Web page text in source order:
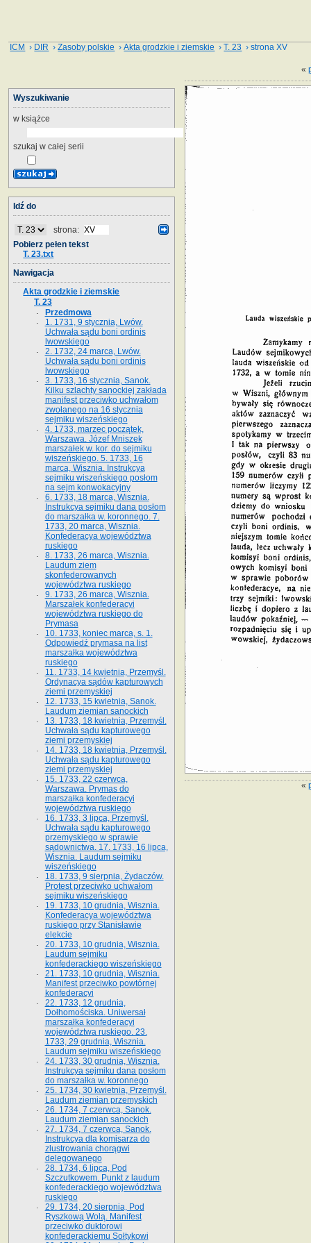
ICM › DIR ›Zasoby polskie ›Akta grodzkie i ziemskie ›T. 23 › strona XV
«
«
Wyszukiwanie
w książce
szukaj w całej serii
Idź do
strona:
Pobierz pełen tekst
T. 23.txt
Nawigacja
Akta grodzkie i ziemskie
T. 23
Przedmowa
1. 1731, 9 stycznia, Lwów.
Uchwała sądu boni ordinis
lwowskiego
2. 1732, 24 marca, Lwów.
Uchwała sądu boni ordinis
lwowskiego
3. 1733, 16 stycznia, Sanok.
Kilku szlachty sanockiej zakłada
manifest przeciwko uchwałom
zwołanego na 16 stycz­nia
sejmiku wiszeńskiego
4. 1733, marzec początek,
Warszawa. Józef Mniszek
marszałek w. kor. do sejmiku
wiszeńskiego. 5. 1733, 16
marca, Wisznia. Instrukcya
sejmiku wiszeńskiego posłom
na sejm konwokacyjny
6. 1733, 18 marca, Wisznia.
Instrukcya sejmiku dana posłom
do marszałka w. koronnego. 7.
1733, 20 marca, Wisznia.
Konfederacya województwa
ruskiego
8. 1733, 26 marca, Wisznia.
Laudum ziem
skonfederowanych
województwa ruskiego
9. 1733, 26 marca, Wisznia.
Marszałek konfederacyi
województwa ruskiego do
Prymasa
10. 1733, koniec marca, s. 1.
Odpowiedź prymasa na list
marszałka województwa
ruskiego
11. 1733, 14 kwietnia, Przemyśl.
Ordynacya sądów kapturowych
ziemi przemyskiej
12. 1733, 15 kwietnia, Sanok.
Laudum ziemian sanockich
13. 1733, 18 kwietnia, Przemyśl.
Uchwała sądu kapturowego
ziemi przemyskiej
14. 1733, 18 kwietnia, Przemyśl.
Uchwała sądu kapturowego
ziemi przemyskiej
15. 1733, 22 czerwca,
Warszawa. Prymas do
marszałka konfederacyi
województwa ruskiego
16. 1733, 3 lipca, Przemyśl.
Uchwała sądu kapturowego
przemyskiego w sprawie
sądownictwa. 17. 1733, 16 lipca,
Wisznia. Laudum sejmiku
wiszeńskiego
18. 1733, 9 sierpnia, Żydaczów.
Protest przeciwko uchwałom
sejmiku wiszeńskiego
19. 1733, 10 grudnia, Wisznia.
Konfederacya województwa
ruskiego przy Stanisławie
elekcie
20. 1733, 10 grudnia, Wisznia.
Laudum sejmiku
konfederackiego wiszeńskiego
21. 1733, 10 grudnia, Wisznia.
Manifest przeciwko powtórnej
konfederacyi
22. 1733, 12 grudnia,
Dołhomościska. Uniwersał
marszałka konfederacyi
województwa ruskiego. 23.
1733, 29 grudnia, Wisznia.
Laudum sejmiku wiszeńskiego
24. 1733, 30 grudnia, Wisznia.
Instrukcya sejmiku dana posłom
do marszałka w. koronnego
25. 1734, 30 kwietnia, Przemyśl.
Laudum ziemian przemyskich
26. 1734, 7 czerwca, Sanok.
Laudum ziemian sanockich
27. 1734, 7 czerwca, Sanok.
Instrukcya dla komisarza do
zlustrowania chorągwi
delegowanego
28. 1734, 6 lipca, Pod
Szczutkowem. Punkt z laudum
konfederackiego województwa
ruskiego
29. 1734, 20 sierpnia, Pod
Ryszkową Wolą. Manifest
przeciwko duktorowi
konfederackiemu Sołtykowi